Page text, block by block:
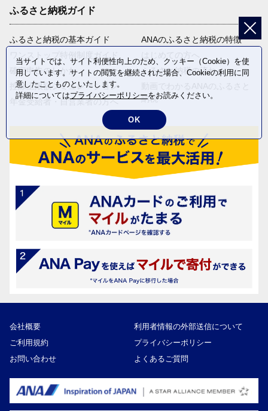
ふるさと納税ガイド
ふるさと納税の基本ガイド
確定申告のしかた
控除上限額シミュレーション
年金受給者・自営業者の方へ
ANAのふるさと納税の特徴
ふるさと納税の流れ
納税
会社概要
利用者情報の外部送信について
ご利用規約
プライバシーポリシー
お問い合わせ
よくあるご質問
当サイトでは、サイト利便性向上のため、クッキー（Cookie）を使
用しています。サイトの閲覧を継続された場合、Cookieの利用に同
意したことものといたします。
詳細についてはプライバシーポリシーをお読みください。
OK